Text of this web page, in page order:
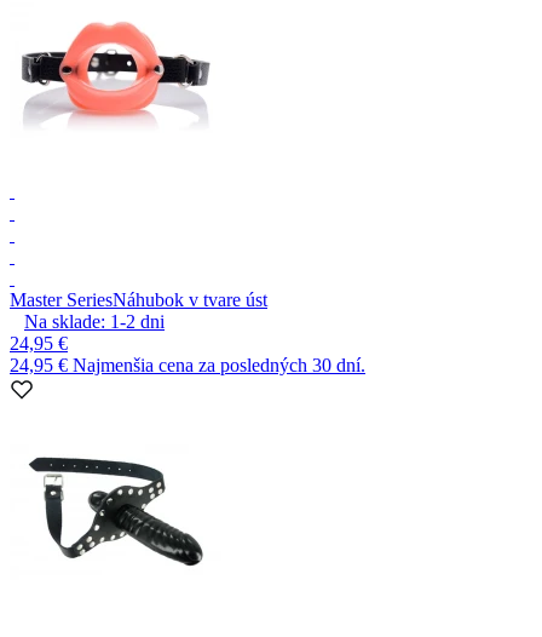
Master SeriesNáhubok v tvare úst
Na sklade: 1-2 dni
24,95 €
24,95 € Najmenšia cena za posledných 30 dní.